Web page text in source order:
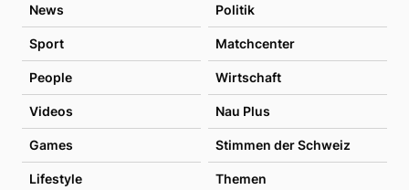
News Politik
Sport Matchcenter
People Wirtschaft
Videos Nau Plus
Games Stimmen der Schweiz
Lifestyle Themen